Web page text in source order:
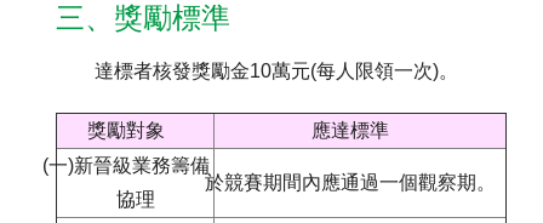
三、獎勵標準
達標者核發獎勵金10萬元(每人限領一次)。
獎勵對象
應達標準
(一)新晉級業務籌備
協理
於競賽期間內應通過一個觀察期。